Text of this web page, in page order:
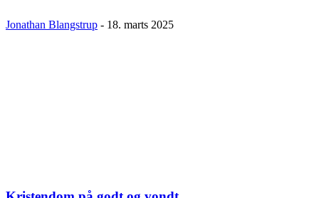
Jonathan Blangstrup - 18. marts 2025